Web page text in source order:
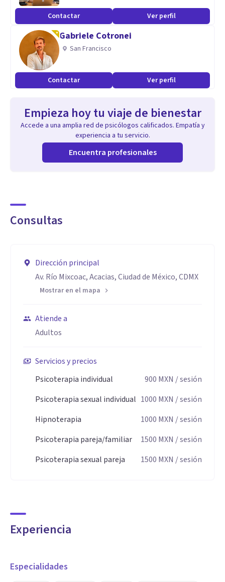
Contactar Ver perfil
Gabriele Cotronei
San Francisco
Contactar Ver perfil
Empieza hoy tu viaje de bienestar
Accede a una amplia red de psicólogos calificados. Empatía y
experiencia a tu servicio.
Encuentra profesionales
Consultas
Dirección principal
Av. Río Mixcoac, Acacias, Ciudad de México, CDMX
Mostrar en el mapa
Atiende a
Adultos
Servicios y precios
Psicoterapia individual
900 MXN / sesión
Psicoterapia sexual individual 1000 MXN / sesión
Hipnoterapia
1000 MXN / sesión
Psicoterapia pareja/familiar
1500 MXN / sesión
Psicoterapia sexual pareja
1500 MXN / sesión
Experiencia
Especialidades